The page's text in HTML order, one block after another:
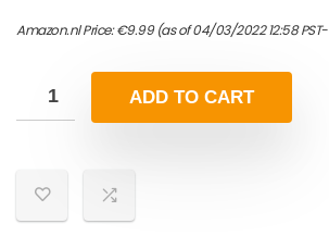
Amazon.nl Price:€9.99(as of 04/03/2022 12:58 PST-
ADD TO CART